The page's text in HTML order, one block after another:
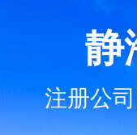
静
注册公